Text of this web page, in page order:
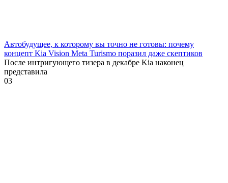
Автобудущее, к которому вы точно не готовы: почему
концепт Kia Vision Meta Turismo поразил даже скептиков
После интригующего тизера в декабре Kia наконец
представила
03